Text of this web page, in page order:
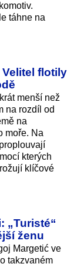
táhne na
Velitel flotily
menší než
na rozdíl od
na
moře. Na
kterých
klíčové
„Turisté“
ženu
Margetić ve
takzvaném